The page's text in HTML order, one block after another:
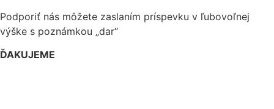
Podporiť nás môžete zaslaním príspevku v ľubovoľnej
výške s poznámkou „dar“
ĎAKUJEME